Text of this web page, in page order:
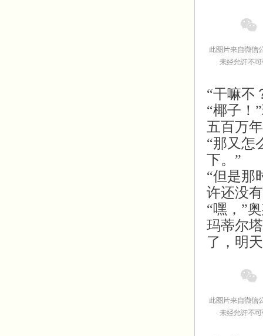
“干嘛不
“椰子！”
五百万
“那又怎
下。”
“但是那
许还没
“嘿，”
玛蒂尔
了，明